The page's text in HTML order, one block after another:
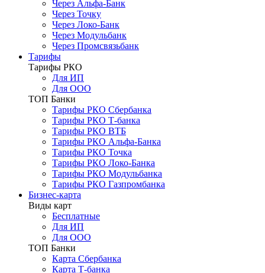
Через Альфа-Банк
Через Точку
Через Локо-Банк
Через Модульбанк
Через Промсвязьбанк
Тарифы
Тарифы РКО
Для ИП
Для ООО
ТОП Банки
Тарифы РКО Сбербанка
Тарифы РКО Т-банка
Тарифы РКО ВТБ
Тарифы РКО Альфа-Банка
Тарифы РКО Точка
Тарифы РКО Локо-Банка
Тарифы РКО Модульбанка
Тарифы РКО Газпромбанка
Бизнес-карта
Виды карт
Бесплатные
Для ИП
Для ООО
ТОП Банки
Карта Сбербанка
Карта Т-банка